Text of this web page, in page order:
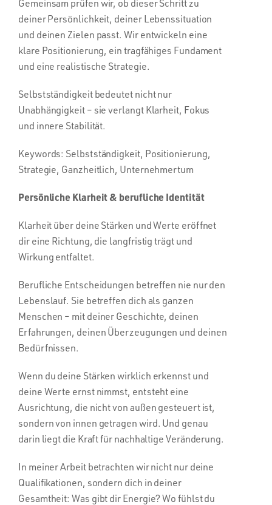
Gemeinsam prüfen wir, ob dieser Schritt zu
deiner Persönlichkeit, deiner Lebenssituation
und deinen Zielen passt. Wir entwickeln eine
klare Positionierung, ein tragfähiges Fundament
und eine realistische Strategie.
Selbstständigkeit bedeutet nicht nur
Unabhängigkeit – sie verlangt Klarheit, Fokus
und innere Stabilität.
Keywords: Selbstständigkeit, Positionierung,
Strategie, Ganzheitlich, Unternehmertum
Persönliche Klarheit & berufliche Identität
Klarheit über deine Stärken und Werte eröffnet
dir eine Richtung, die langfristig trägt und
Wirkung entfaltet.
Berufliche Entscheidungen betreffen nie nur den
Lebenslauf. Sie betreffen dich als ganzen
Menschen – mit deiner Geschichte, deinen
Erfahrungen, deinen Überzeugungen und deinen
Bedürfnissen.
Wenn du deine Stärken wirklich erkennst und
deine Werte ernst nimmst, entsteht eine
Ausrichtung, die nicht von außen gesteuert ist,
sondern von innen getragen wird. Und genau
darin liegt die Kraft für nachhaltige Veränderung.
In meiner Arbeit betrachten wir nicht nur deine
Qualifikationen, sondern dich in deiner
Gesamtheit: Was gibt dir Energie? Wo fühlst du